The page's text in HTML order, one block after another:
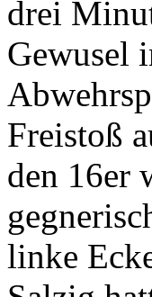
drei
Gewusel
Freistoß
den 16er
linke